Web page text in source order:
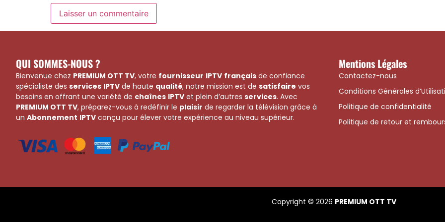
QUI SOMMES-NOUS ?
Bienvenue chez PREMIUM OTT TV, votre fournisseur IPTV français de confiance
spécialiste des services IPTV de haute qualité, notre mission est de satisfaire vos
besoins en offrant une variété de chaînes IPTV et plein d’autres services. Avec
PREMIUM OTT TV, préparez-vous à redéfinir le plaisir de regarder la télévision grâce à
un Abonnement IPTV conçu pour élever votre expérience au niveau supérieur.
Mentions Légales
Contactez-nous
Conditions Générales
Politique de confidentialité
Politique de retour et
Copyright © 2026 PREMIUM OTT TV